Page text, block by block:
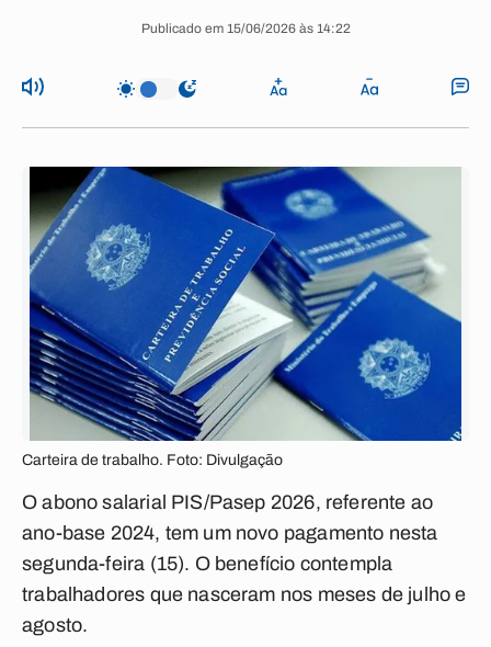
Publicado em 15/06/2026 às 14:22
Carteira de trabalho. Foto: Divulgação
O abono salarial PIS/Pasep 2026, referente ao
ano-base 2024, tem um novo pagamento nesta
segunda-feira (15). O benefício contempla
trabalhadores que nasceram nos meses de julho e
agosto.